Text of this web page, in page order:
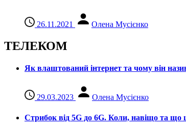
26.11.2021 Олена Мусієнко
ТЕЛЕКОМ
Як влаштований інтернет та чому він
29.03.2023 Олена Мусієнко
Стрибок від 5G до 6G. Коли, навіщо та що